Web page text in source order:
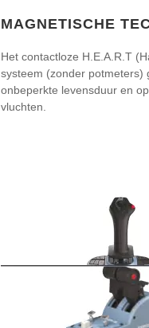
MAGNETISCHE
Het contactloze H.E.A.R.T
systeem (zonder potmeters)
onbeperkte levensduur en
vluchten.